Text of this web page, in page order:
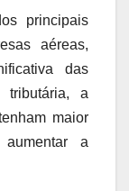
principais
aéreas,
das
tributária, a
maior
a